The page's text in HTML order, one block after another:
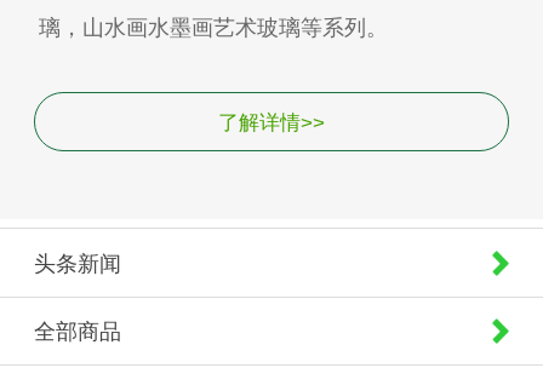
璃，山水画水墨画艺术玻璃等系列。
了解详情>>
头条新闻
全部商品